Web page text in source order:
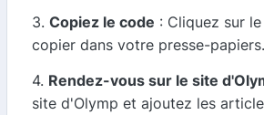
3. Copiez le code : Cliquez sur
copier dans votre presse-papiers.
4. Rendez-vous sur le site
site d'Olymp et ajoutez les